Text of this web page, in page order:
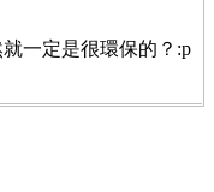
一定是很環保的？:p